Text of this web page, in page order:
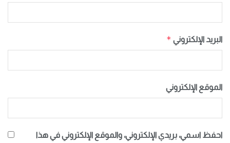
البريد الإلكتروني *
الموقع الإلكتروني
احفظ اسمي، بريدي الإلكتروني، والموقع الإلكتروني في هذا